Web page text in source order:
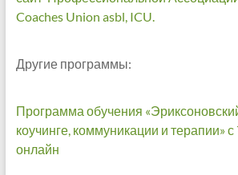
Coaches Union asbl, ICU.
Другие программы:
Программа обучения
коучинге, коммуникации и терапии»
онлайн